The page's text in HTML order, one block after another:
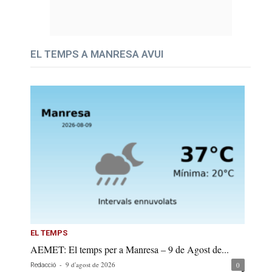
EL TEMPS A MANRESA AVUI
EL TEMPS
AEMET: El temps per a Manresa – 9 de Agost de...
Redacció - 9 d'agost de 2026 0